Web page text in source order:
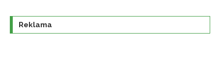
Reklama